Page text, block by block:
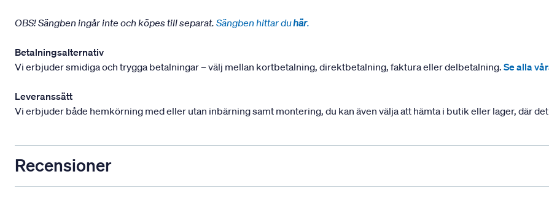
OBS! Sängben ingår inte och köpes till separat. Sängben hittar duhär.
Betalningsalternativ
Vi erbjuder smidiga och trygga betalningar – välj mellan kortbetalning, direktbetalning, faktura eller delbetalning. Se alla
Leveranssätt
Vi erbjuder både hemkörning med eller utan inbärning samt montering, du kan även välja att hämta i butik eller lager, där
Recensioner